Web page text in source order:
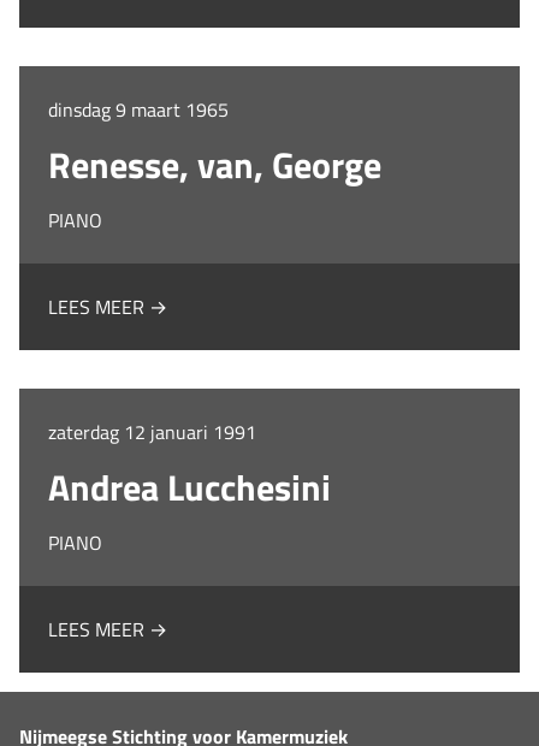
dinsdag 9 maart 1965
Renesse, van, George
PIANO
LEES MEER →
zaterdag 12 januari 1991
Andrea Lucchesini
PIANO
LEES MEER →
Nijmeegse Stichting voor Kamermuziek